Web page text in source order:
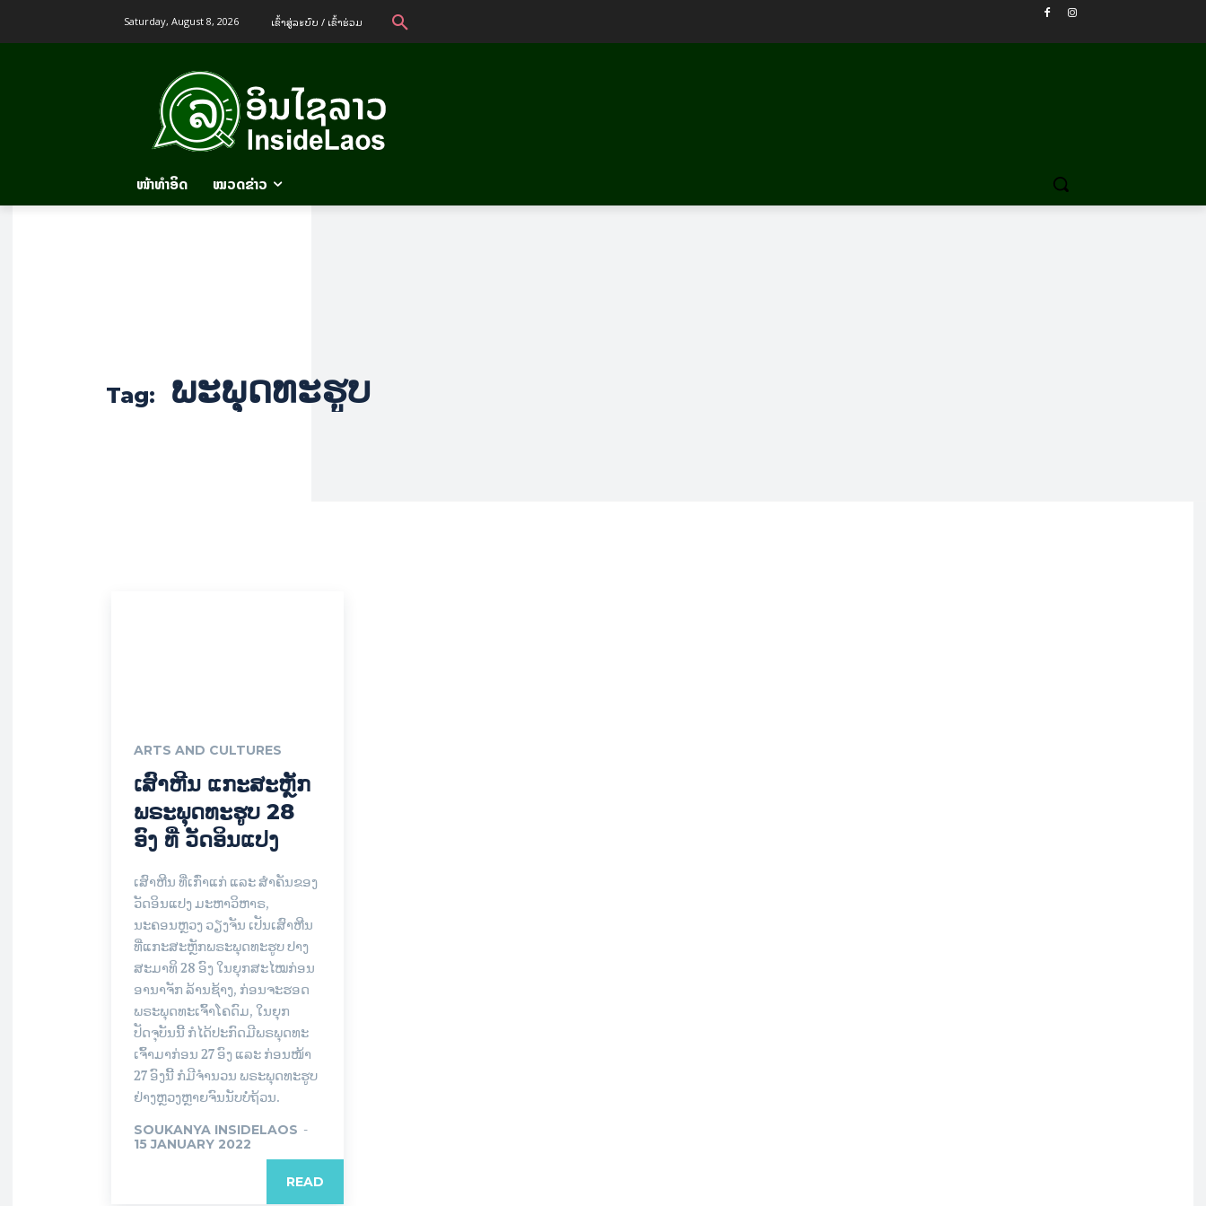
Saturday, August 8, 2026 ເຂົ້າ​ສູ່​ລະ​ບົບ / ເຂົ້າ​ຮ່ວມ
ໜ້າທຳອິດ ໝວດຂ່າວ
Tag: ພະພຸດທະຮູບ
ARTS AND CULTURES
ເສົາຫີນ ແກະສະຫຼັກ
ພຣະພຸດທະຮູບ 28
ອົງ ທີ່ ວັດອິນແປງ
ເສົາຫີນ ທີ່ເກົ່າແກ່ ແລະ ສຳຄັນຂອງ
ວັດອິນແປງ ມະຫາວິຫາຣ,
ນະຄອນຫຼວງ ວຽງຈັນ ເປັນເສົາຫີນ
ທີ່ແກະສະຫຼັກພຣະພຸດທະຮູບ ປາງ
ສະມາທິ 28 ອົງ ໃນຍຸກສະໄໝກ່ອນ
ອານາຈັກ ລ້ານຊ້າງ, ກ່ອນຈະຮອດ
ພຣະພຸດທະເຈົ້າໂຄດົມ, ໃນຍຸກ
ປັດຈຸບັນນີ້ ກໍໄດ້ປະກົດມີພຣພຸດທະ
ເຈົ້າມາກ່ອນ 27 ອົງ ແລະ ກ່ອນໜ້າ
27 ອົງນີ້ ກໍມີຈຳນວນ ພຣະພຸດທະຮູບ
ຢ່າງຫຼວງຫຼາຍຈົນນັບບໍ່ຖ້ວນ.
SOUKANYA INSIDELAOS -
15 JANUARY 2022
READ